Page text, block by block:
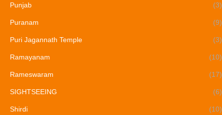
Punjab (3)
Puranam (9)
Puri Jagannath Temple (3)
Ramayanam (10)
Rameswaram (17)
SIGHTSEEING (6)
Shirdi (10)